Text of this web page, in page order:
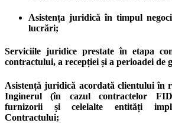
Asistența juridică în timpul
lucrări;
Serviciile juridice prestate în etapa
contractului, a recepției și a perioadei de
Asistență juridică acordată clientului în
Inginerul (în cazul contractelor
furnizorii și celelalte entități
Contractului;